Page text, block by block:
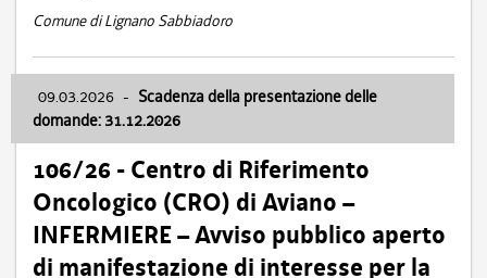
Comune di Lignano Sabbiadoro
09.03.2026 - Scadenza della presentazione delle
domande: 31.12.2026
106/26 - Centro di Riferimento
Oncologico (CRO) di Aviano –
INFERMIERE – Avviso pubblico aperto
di manifestazione di interesse per la